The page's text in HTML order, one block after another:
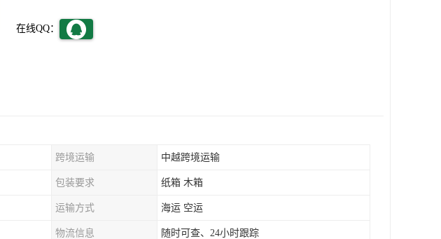
在线QQ：
跨境运输 中越跨境运输
包装要求 纸箱 木箱
运输方式 海运 空运
物流信息 随时可查、24小时跟踪